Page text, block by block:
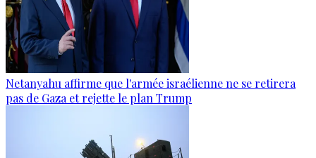
Netanyahu affirme que l'armée israélienne ne se retirera
pas de Gaza et rejette le plan Trump